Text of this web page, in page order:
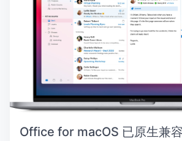
Office for macOS 已原生兼